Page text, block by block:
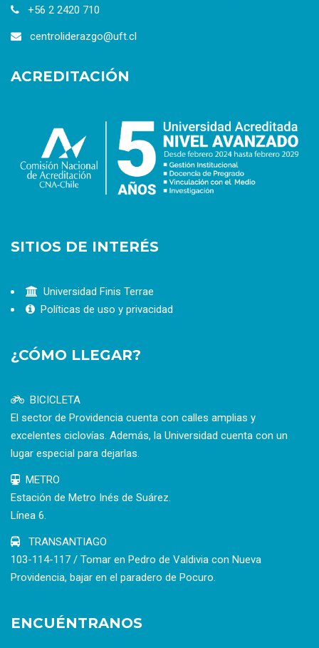
+56 2 2420 710
centroliderazgo@uft.cl
ACREDITACIÓN
SITIOS DE INTERÉS
Universidad Finis Terrae
Políticas de uso y privacidad
¿CÓMO LLEGAR?
BICICLETA
El sector de Providencia cuenta con calles amplias y
excelentes ciclovías. Además, la Universidad cuenta con un
lugar especial para dejarlas.
METRO
Estación de Metro Inés de Suárez.
Línea 6.
TRANSANTIAGO
103-114-117 / Tomar en Pedro de Valdivia con Nueva
Providencia, bajar en el paradero de Pocuro.
ENCUÉNTRANOS